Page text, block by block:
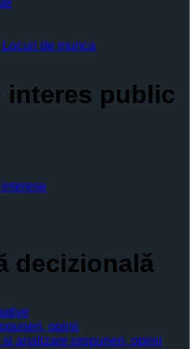
de munca
interes public
decizională
opinii
analizare propuneri, opinii